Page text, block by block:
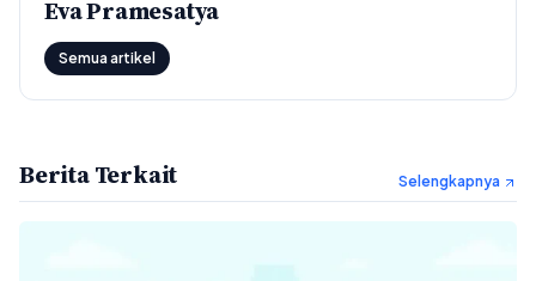
Eva Pramesatya
Semua artikel
Berita Terkait Selengkapnya